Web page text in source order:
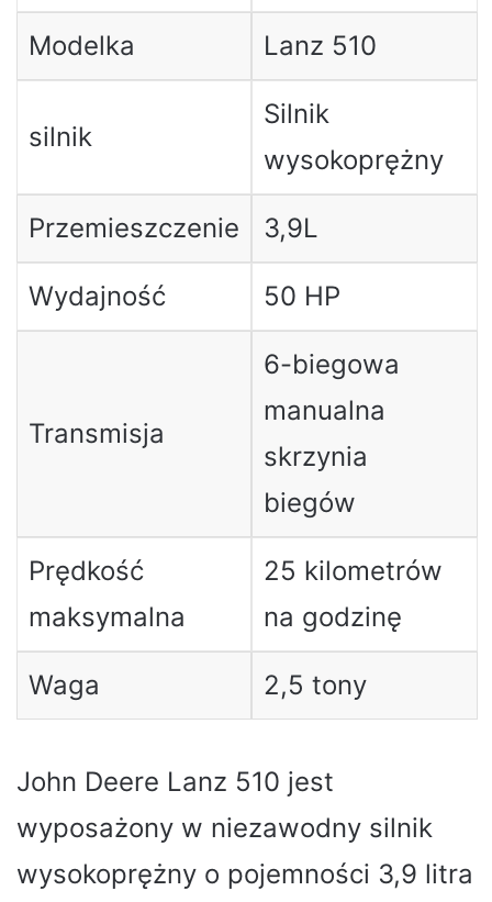
Modelka Lanz 510
silnik
Silnik
wysokoprężny
Przemieszczenie 3,9L
Wydajność 50 HP
Transmisja
6-biegowa
manualna
skrzynia
biegów
Prędkość
maksymalna
25 kilometrów
na godzinę
Waga 2,5 tony
John Deere Lanz 510 jest
wyposażony w niezawodny silnik
wysokoprężny o pojemności 3,9 litra